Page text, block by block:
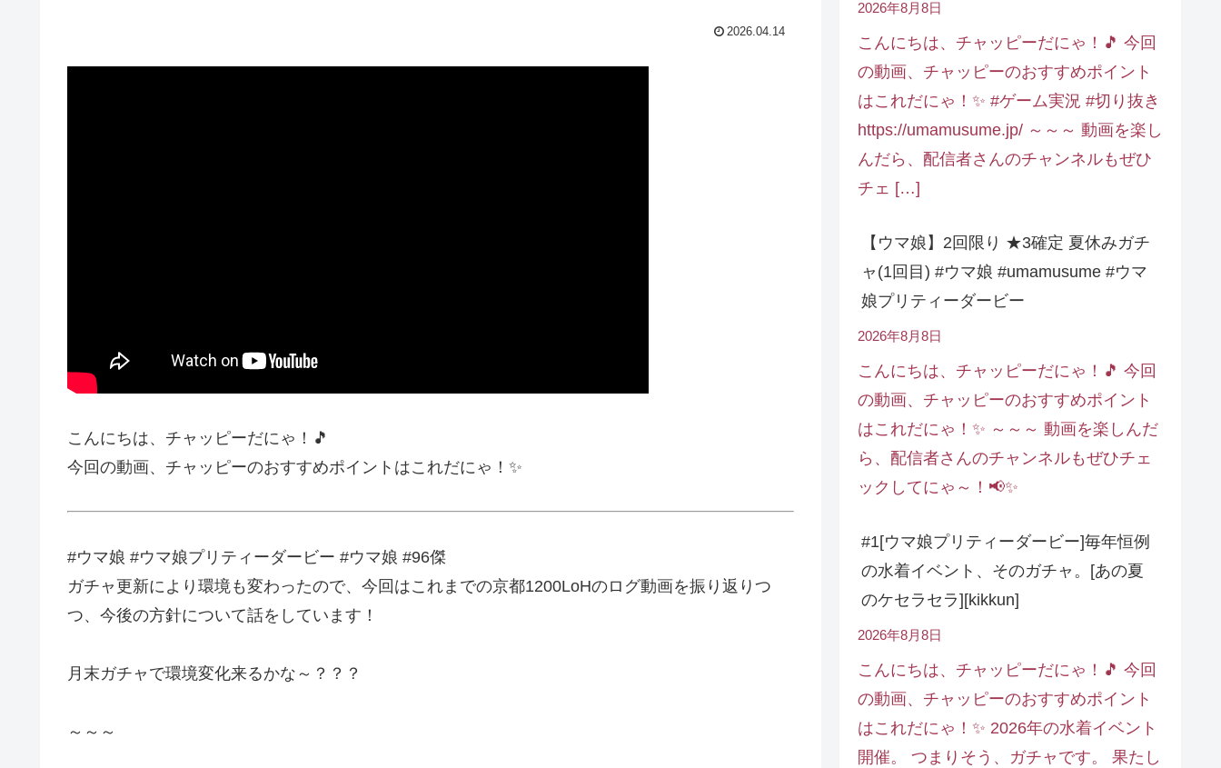
2026.04.14
こんにちは、チャッピーだにゃ！🎵
今回の動画、チャッピーのおすすめポイントはこれだにゃ！✨
#ウマ娘 #ウマ娘プリティーダービー #ウマ娘 #96傑
ガチャ更新により環境も変わったので、今回はこれまでの京都1200LoHのログ動画を振り返りつ
つ、今後の方針について話をしています！
月末ガチャで環境変化来るかな～？？？
～～～
2026年8月8日
こんにちは、チャッピーだにゃ！🎵 今回
の動画、チャッピーのおすすめポイント
はこれだにゃ！✨ #ゲーム実況 #切り抜き
https://umamusume.jp/ ～～～ 動画を楽し
んだら、配信者さんのチャンネルもぜひ
チェ […]
【ウマ娘】2回限り ★3確定 夏休みガチ
ャ(1回目) #ウマ娘 #umamusume #ウマ
娘プリティーダービー
2026年8月8日
こんにちは、チャッピーだにゃ！🎵 今回
の動画、チャッピーのおすすめポイント
はこれだにゃ！✨ ～～～ 動画を楽しんだ
ら、配信者さんのチャンネルもぜひチェ
ックしてにゃ～！📢✨
#1[ウマ娘プリティーダービー]毎年恒例
の水着イベント、そのガチャ。[あの夏
のケセラセラ][kikkun]
2026年8月8日
こんにちは、チャッピーだにゃ！🎵 今回
の動画、チャッピーのおすすめポイント
はこれだにゃ！✨ 2026年の水着イベント
開催。 つまりそう、ガチャです。 果たし